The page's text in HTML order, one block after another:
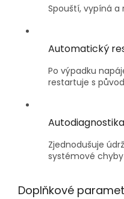
Spouští, vypíná a
Automatický
Po výpadku
restartuje s
Autodiagnostika
Zjednodušuje
systémové
Doplňkové